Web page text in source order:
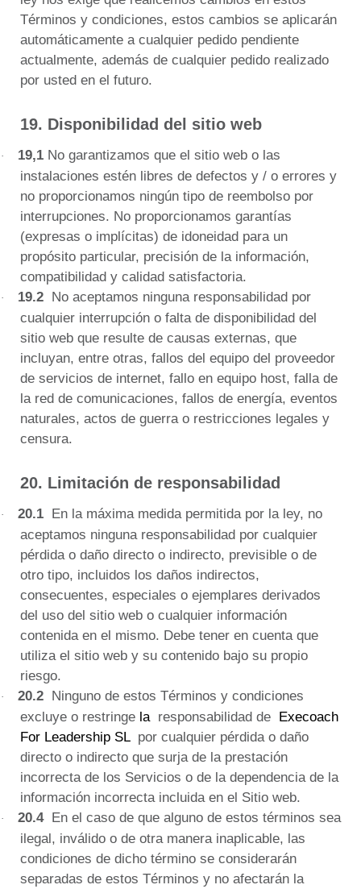
Términos y condiciones, estos cambios se aplicarán
automáticamente a cualquier pedido pendiente
actualmente, además de cualquier pedido realizado
por usted en el futuro.
19. Disponibilidad del sitio web
· 19,1 No garantizamos que el sitio web o las
instalaciones estén libres de defectos y / o errores y
no proporcionamos ningún tipo de reembolso por
interrupciones. No proporcionamos garantías
(expresas o implícitas) de idoneidad para un
propósito particular, precisión de la información,
compatibilidad y calidad satisfactoria.
· 19.2 No aceptamos ninguna responsabilidad por
cualquier interrupción o falta de disponibilidad del
sitio web que resulte de causas externas, que
incluyan, entre otras, fallos del equipo del proveedor
de servicios de internet, fallo en equipo host, falla de
la red de comunicaciones, fallos de energía, eventos
naturales, actos de guerra o restricciones legales y
censura.
20. Limitación de responsabilidad
· 20.1 En la máxima medida permitida por la ley, no
aceptamos ninguna responsabilidad por cualquier
pérdida o daño directo o indirecto, previsible o de
otro tipo, incluidos los daños indirectos,
consecuentes, especiales o ejemplares derivados
del uso del sitio web o cualquier información
contenida en el mismo. Debe tener en cuenta que
utiliza el sitio web y su contenido bajo su propio
riesgo.
· 20.2 Ninguno de estos Términos y condiciones
excluye o restringe la responsabilidad de Execoach
For Leadership SLpor cualquier pérdida o daño
directo o indirecto que surja de la prestación
incorrecta de los Servicios o de la dependencia de la
información incorrecta incluida en el Sitio web.
· 20.4En el caso de que alguno de estos términos sea
ilegal, inválido o de otra manera inaplicable, las
condiciones de dicho término se considerarán
separadas de estos Términos y no afectarán la